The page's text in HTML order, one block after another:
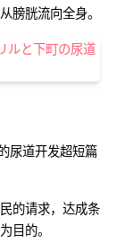
膀胱流向全身。
尿道开发超短篇
的请求，达成条
目的。